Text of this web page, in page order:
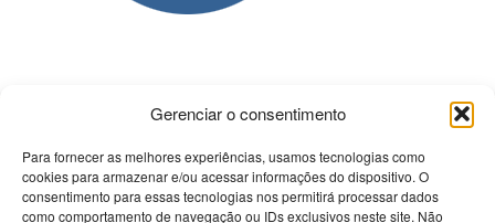
Gerenciar o consentimento
Para fornecer as melhores experiências, usamos tecnologias como
cookies para armazenar e/ou acessar informações do dispositivo. O
consentimento para essas tecnologias nos permitirá processar dados
como comportamento de navegação ou IDs exclusivos neste site. Não
PRISMÉDICA - Reciclagem e Informação Médica Lda